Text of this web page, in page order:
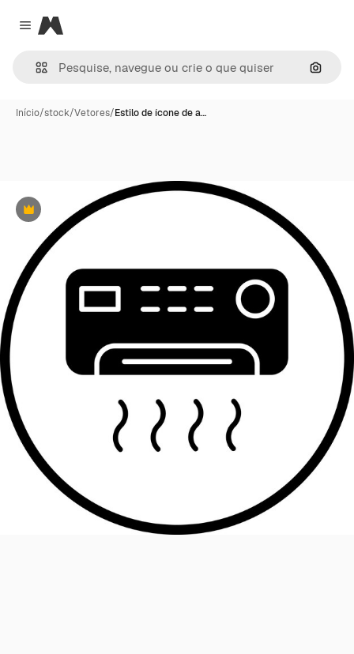
Close menu
Magnific
Início/stock/Vetores/Estilo de ícone de a…
Premium